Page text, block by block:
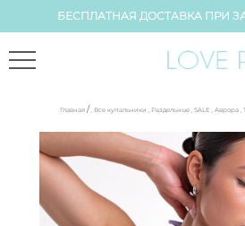
БЕСПЛАТНАЯ ДОСТАВКА ПРИ
Главная / , Все купальники , Раздельные, SALE , Аврора,